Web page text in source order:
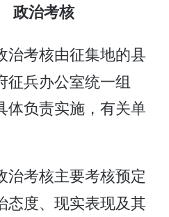
政治考核
治考核由征集地的县
征兵办公室统一组
体负责实施，有关单
考核主要考核预定
态度、现实表现及其